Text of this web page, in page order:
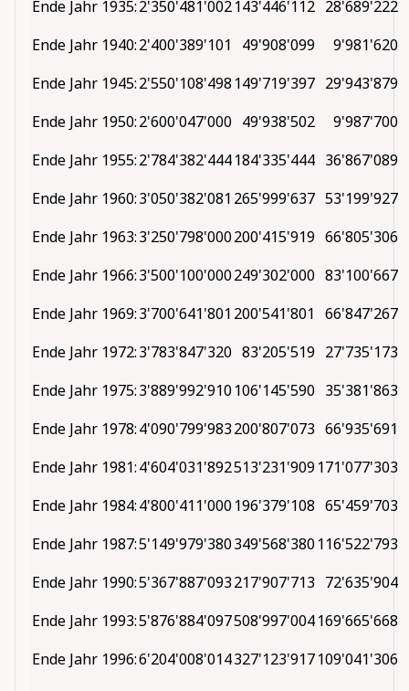
Ende Jahr 1935:2'350'481'002143'446'112 28'689'222
Ende Jahr 1940:2'400'389'101 49'908'099
9'981'620
Ende Jahr 1945:2'550'108'498 149'719'397 29'943'879
Ende Jahr 1950:2'600'047'000 49'938'502
9'987'700
Ende Jahr 1955:2'784'382'444184'335'444 36'867'089
Ende Jahr 1960:3'050'382'081 265'999'637 53'199'927
Ende Jahr 1963:3'250'798'000200'415'919 66'805'306
Ende Jahr 1966:3'500'100'000249'302'000 83'100'667
Ende Jahr 1969:3'700'641'801 200'541'801 66'847'267
Ende Jahr 1972:3'783'847'320 83'205'519 27'735'173
Ende Jahr 1975:3'889'992'910106'145'590 35'381'863
Ende Jahr 1978:4'090'799'983200'807'073 66'935'691
Ende Jahr 1981:4'604'031'892513'231'909171'077'303
Ende Jahr 1984:4'800'411'000196'379'108 65'459'703
Ende Jahr 1987:5'149'979'380349'568'380116'522'793
Ende Jahr 1990:5'367'887'093217'907'713 72'635'904
Ende Jahr 1993:5'876'884'097508'997'004169'665'668
Ende Jahr 1996:6'204'008'014327'123'917109'041'306